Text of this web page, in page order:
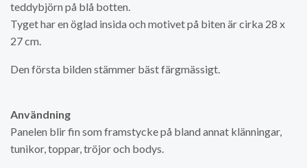
teddybjörn på blå botten.
Tyget har en öglad insida och motivet på biten är cirka 28 x
27 cm.
Den första bilden stämmer bäst färgmässigt.
Användning
Panelen blir fin som framstycke på bland annat klänningar,
tunikor, toppar, tröjor och bodys.